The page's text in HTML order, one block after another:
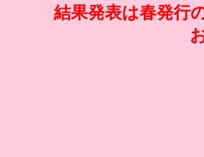
結果発表は春発行